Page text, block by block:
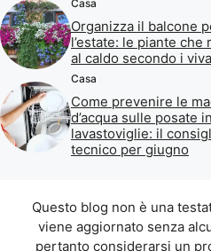
Casa
Organizza il balcone
l’estate: le piante che
al caldo secondo i
Casa
Come prevenire le
d’acqua sulle posate in
lavastoviglie: il
tecnico per giugno
Questo blog non è una
viene aggiornato senza
pertanto considerarsi un